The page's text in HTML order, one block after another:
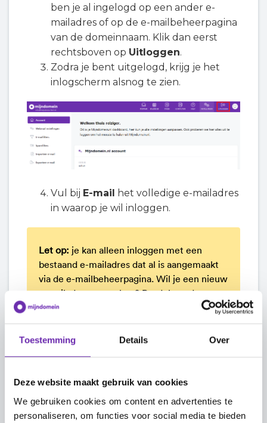
Toestemming Details Over
Deze website maakt gebruik van cookies
We gebruiken cookies om content en advertenties te
personaliseren, om functies voor social media te bieden
ben je al ingelogd op een ander e-
mailadres of op de e-mailbeheerpagina
van de domeinnaam. Klik dan eerst
rechtsboven op Uitloggen.
Zodra je bent uitgelogd, krijg je het
inlogscherm alsnog te zien.
Vul bij E-mail
het volledige e-mailadres
in waarop je wil inloggen.
Let op: je kan alleen inloggen met een
bestaand e-mailadres dat al is aangemaakt
via de e-mailbeheerpagina. Wil je een nieuw
e-mailadres aanmaken? Raadpleeg dan ons
artikel over
een e-mailadres aanmaken.
ingesteld. Ben je jouw wachtwoord